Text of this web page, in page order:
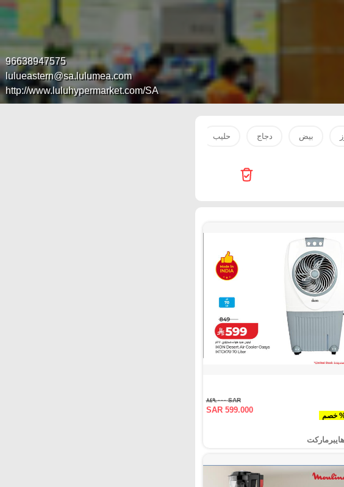
96638947575
lulueastern@sa.lulumea.com
http://www.luluhypermarket.com/SA
بيض دجاج حليب
SAR ٨٤٩.٠٠٠
SAR 599.000